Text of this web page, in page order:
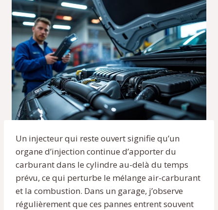
Un injecteur qui reste ouvert signifie qu’un
organe d’injection continue d’apporter du
carburant dans le cylindre au-delà du temps
prévu, ce qui perturbe le mélange air-carburant
et la combustion. Dans un garage, j’observe
régulièrement que ces pannes entrent souvent